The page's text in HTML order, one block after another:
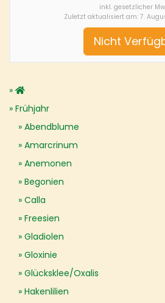
inkl. gesetzlicher
Zuletzt aktualisiert am: 7.
Nicht
Frühjahr
Abendblume
Amarcrinum
Anemonen
Begonien
Calla
Freesien
Gladiolen
Gloxinie
Glücksklee/Oxalis
Hakenlilien